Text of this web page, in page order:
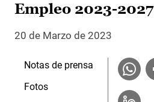
Empleo 2023-2027
20 de Marzo de 2023
Notas de prensa
Fotos